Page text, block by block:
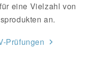
eine Vielzahl von
an.
Prüfungen